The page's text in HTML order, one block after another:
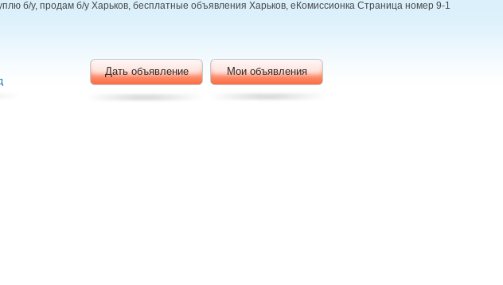
б/у, продам б/у Харьков, бесплатные объявления Харьков, еКомиссионка Страница номер 9-1
Дать объявление Мои объявления